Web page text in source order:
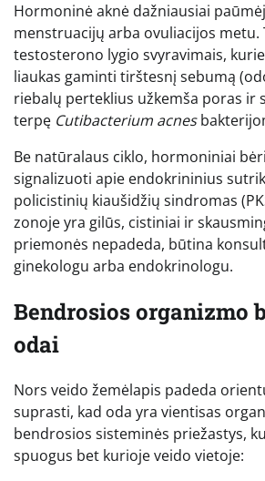
Hormoninė aknė dažniausiai
menstruacijų arba ovuliacijos metu.
testosterono lygio svyravimais,
liaukas gaminti tirštesnį sebumą
riebalų perteklius užkemša poras ir
terpę Cutibacterium acnes
Be natūralaus ciklo, hormoniniai
signalizuoti apie endokrininius
policistinių kiaušidžių sindromas
zonoje yra gilūs, cistiniai ir
priemonės nepadeda, būtina
ginekologu arba endokrinologu.
Bendrosios organizmo
odai
Nors veido žemėlapis padeda
suprasti, kad oda yra vientisas
bendrosios sisteminės priežastys,
spuogus bet kurioje veido vietoje: